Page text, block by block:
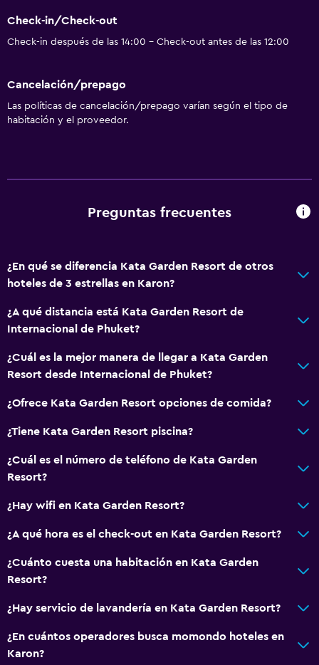
Check-in/Check-out
Check-in después de las 14:00 - Check-out antes de las 12:00
Cancelación/prepago
Las políticas de cancelación/prepago varían según el tipo de
habitación y el proveedor.
Preguntas frecuentes
¿En qué se diferencia Kata Garden Resort de otros
hoteles de 3 estrellas en Karon?
¿A qué distancia está Kata Garden Resort de
Internacional de Phuket?
¿Cuál es la mejor manera de llegar a Kata Garden
Resort desde Internacional de Phuket?
¿Ofrece Kata Garden Resort opciones de comida?
¿Tiene Kata Garden Resort piscina?
¿Cuál es el número de teléfono de Kata Garden
Resort?
¿Hay wifi en Kata Garden Resort?
¿A qué hora es el check-out en Kata Garden Resort?
¿Cuánto cuesta una habitación en Kata Garden
Resort?
¿Hay servicio de lavandería en Kata Garden Resort?
¿En cuántos operadores busca momondo hoteles en
Karon?